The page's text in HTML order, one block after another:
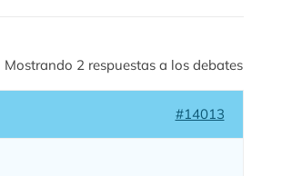
Mostrando 2 respuestas a los debates
#14013